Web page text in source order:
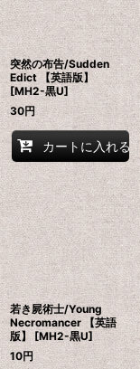
突然の布告/Sudden
Edict 【英語版】
[MH2-黒U]
30円
カートに入れる
若き屍術士/Young
Necromancer 【英語
版】 [MH2-黒U]
10円